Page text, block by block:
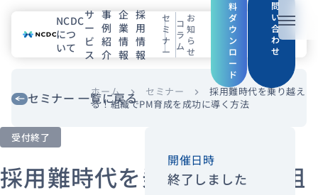
メニュ
NCDCについて
企業情報
NCDC
につ
いて
サ
ー
ビ
ス
事
例
紹
介
企
業
情
報
採
用
情
報
セ
ミ
ナ
ー
コ
ラ
ム
お
知
ら
せ
料
ダ
ウ
ン
ロ
ー
ド
問
い
合
わ
せ
セミナー 一覧に戻る
ホーム chevron_right セミナー chevron_right
採用難時代を乗り越え
る！組織でPM育成を成功に導く方法
受付終了
採用難時代を乗り越える！組
開催日時
終了しました